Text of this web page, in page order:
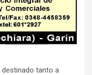
tanto a